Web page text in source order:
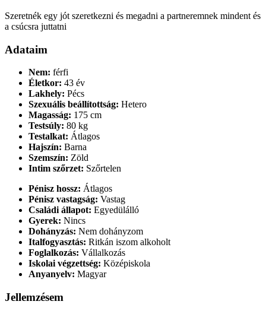
Szeretnék egy jót szeretkezni és megadni a partneremnek mindent és
a csúcsra juttatni
Adataim
Nem: férfi
Életkor: 43 év
Lakhely: Pécs
Szexuális beállítottság: Hetero
Magasság: 175 cm
Testsúly: 80 kg
Testalkat: Átlagos
Hajszín: Barna
Szemszín: Zöld
Intim szőrzet: Szőrtelen
Pénisz hossz: Átlagos
Pénisz vastagság: Vastag
Családi állapot: Egyedülálló
Gyerek: Nincs
Dohányzás: Nem dohányzom
Italfogyasztás: Ritkán iszom alkoholt
Foglalkozás: Vállalkozás
Iskolai végzettség: Középiskola
Anyanyelv: Magyar
Jellemzésem